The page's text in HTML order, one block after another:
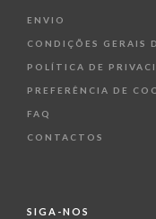
ENVIO
CONDIÇÕES GERAIS
POLÍTICA DE
PREFERÊNCIA DE
FAQ
CONTACTOS
SIGA-NOS